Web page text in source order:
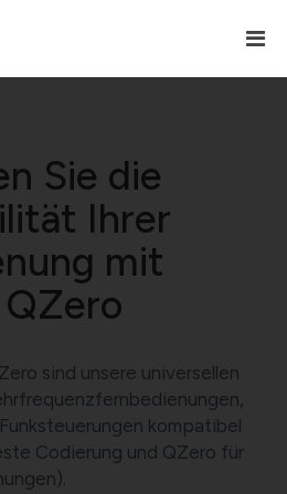
Sie die
Ihrer
mit
sind unsere universellen
kompatibel
Codierung und QZero für